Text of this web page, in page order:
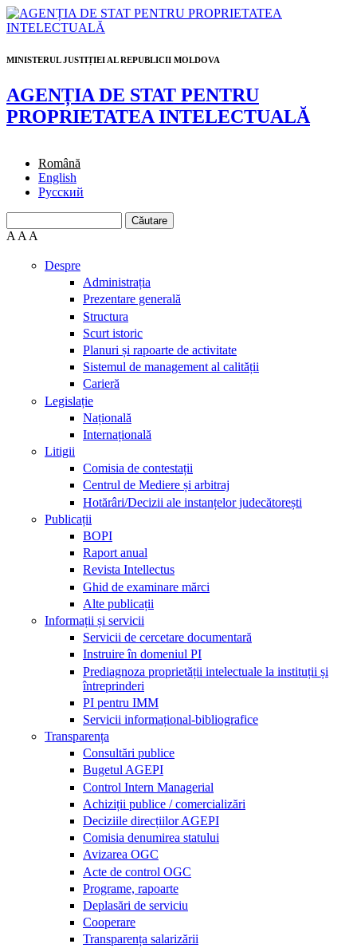
Skip to main content
MINISTERUL JUSTIȚIEI AL REPUBLICII MOLDOVA
AGENȚIA DE STAT PENTRU
PROPRIETATEA INTELECTUALĂ
Română
English
Русский
Formular de căutare
A A A
Despre
Administrația
Prezentare generală
Structura
Scurt istoric
Planuri și rapoarte de activitate
Sistemul de management al calității
Carieră
Legislație
Națională
Internațională
Litigii
Comisia de contestații
Centrul de Mediere și arbitraj
Hotărâri/Decizii ale instanțelor judecătorești
Publicații
BOPI
Raport anual
Revista Intellectus
Ghid de examinare mărci
Alte publicații
Informații și servicii
Servicii de cercetare documentară
Instruire în domeniul PI
Prediagnoza proprietății intelectuale la instituții și
întreprinderi
PI pentru IMM
Servicii informațional-bibliografice
Transparența
Consultări publice
Bugetul AGEPI
Control Intern Managerial
Achiziții publice / comercializări
Deciziile direcțiilor AGEPI
Comisia denumirea statului
Avizarea OGC
Acte de control OGC
Programe, rapoarte
Deplasări de serviciu
Cooperare
Transparența salarizării